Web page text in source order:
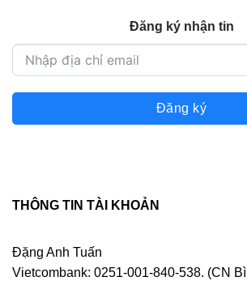
Đăng ký nhận tin
Đăng ký
THÔNG TIN TÀI KHOẢN
Đặng Anh Tuấn
Vietcombank: 0251-001-840-538. (CN